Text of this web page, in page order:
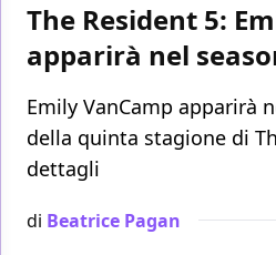
The Resident 5:
apparirà nel
Emily VanCamp apparirà
della quinta stagione di
dettagli
di Beatrice Pagan